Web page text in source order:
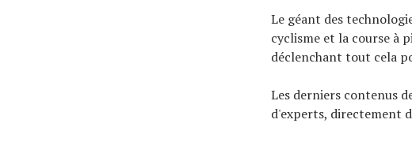
Le géant des
cyclisme et la course à
déclenchant tout cela
Les derniers contenus
d'experts, directement